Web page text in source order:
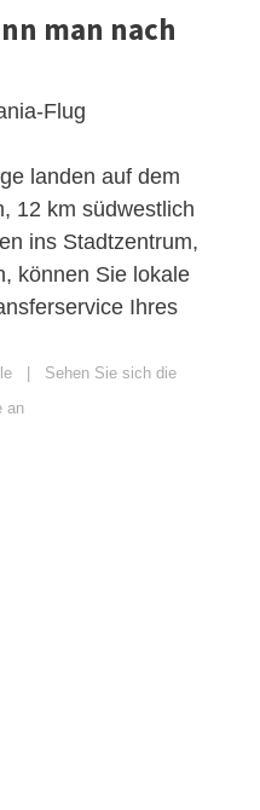
man nach
Flug
landen auf dem
12 km südwestlich
ins Stadtzentrum,
können Sie lokale
Ihres
Sehen Sie sich die
an